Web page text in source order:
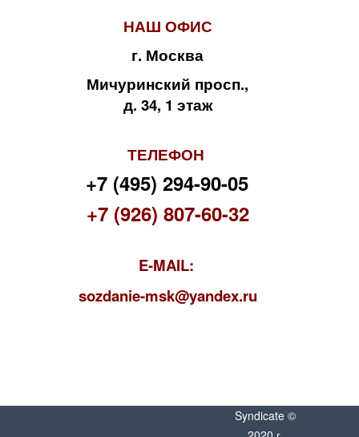
НАШ ОФИС
г. Москва
Мичуринский просп.,
д. 34, 1 этаж
ТЕЛЕФОН
+7 (495) 294-90-05
+7 (926) 807-60-32
E-MAIL:
sozdanie-msk@yandex.ru
Syndicate ©